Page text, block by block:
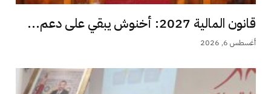
قانون المالية 2027: أخنوش يبقي على دعم...
أغسطس 6, 2026